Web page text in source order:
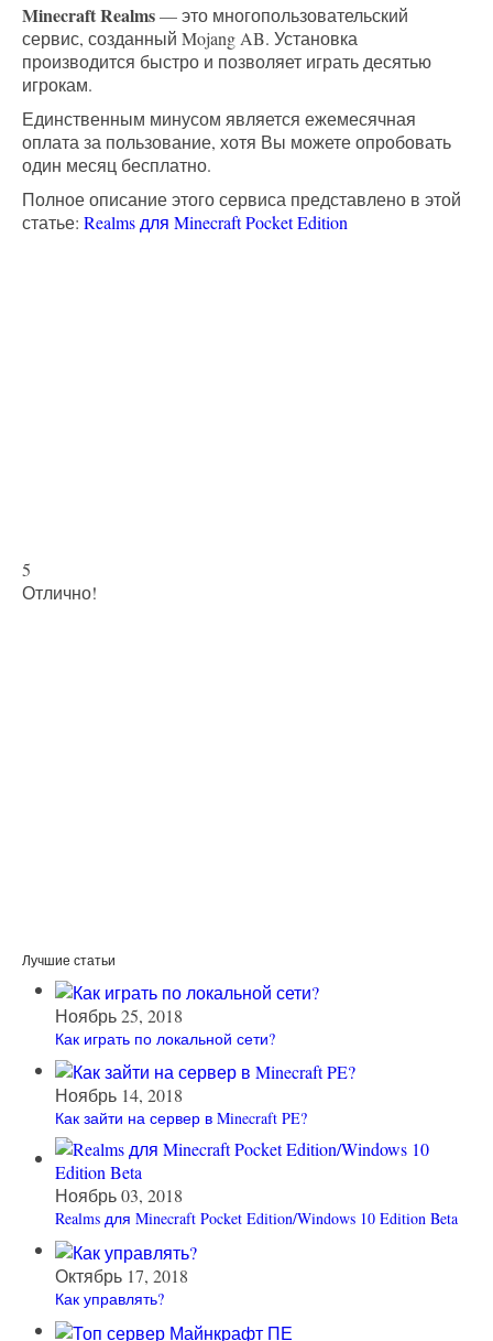
Minecraft Realms— это многопользовательский
сервис, созданный Mojang AB. Установка
производится быстро и позволяет играть десятью
игрокам.
Единственным минусом является ежемесячная
оплата за пользование, хотя Вы можете опробовать
один месяц бесплатно.
Полное описание этого сервиса представлено в этой
статье: Realms для Minecraft Pocket Edition
5
Отлично!
Лучшие статьи
Ноябрь 25, 2018
Как играть по локальной сети?
Ноябрь 14, 2018
Как зайти на сервер в Minecraft PE?
Ноябрь 03, 2018
Realms для Minecraft Pocket Edition/Windows 10 Edition Beta
Октябрь 17, 2018
Как управлять?